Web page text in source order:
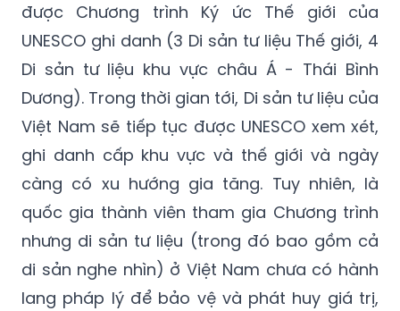
được Chương trình Ký ức Thế giới của
UNESCO ghi danh (3 Di sản tư liệu Thế giới, 4
Di sản tư liệu khu vực châu Á - Thái Bình
Dương). Trong thời gian tới, Di sản tư liệu của
Việt Nam sẽ tiếp tục được UNESCO xem xét,
ghi danh cấp khu vực và thế giới và ngày
càng có xu hướng gia tăng. Tuy nhiên, là
quốc gia thành viên tham gia Chương trình
nhưng di sản tư liệu (trong đó bao gồm cả
di sản nghe nhìn) ở Việt Nam chưa có hành
lang pháp lý để bảo vệ và phát huy giá trị,